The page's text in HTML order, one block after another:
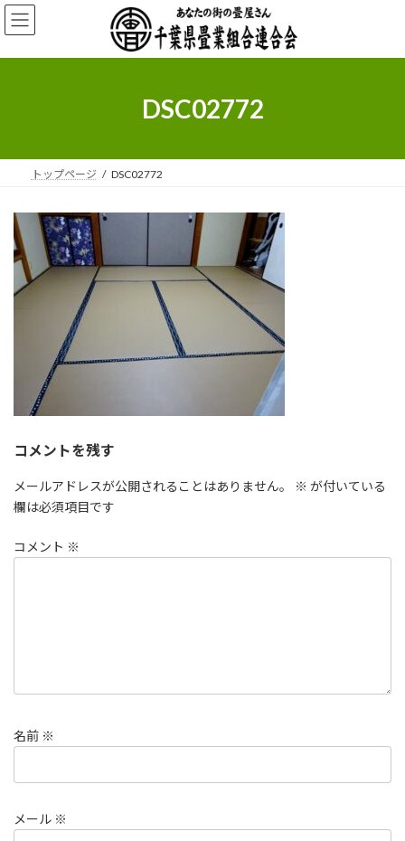
コ
ン
ン
ナ
ビ
ー
DSC02772
トップページ DSC02772
コメントを残す
メールアドレスが公開されることはありません。 ※ が付いている
欄は必須項目です
コメント ※
名前 ※
メール ※